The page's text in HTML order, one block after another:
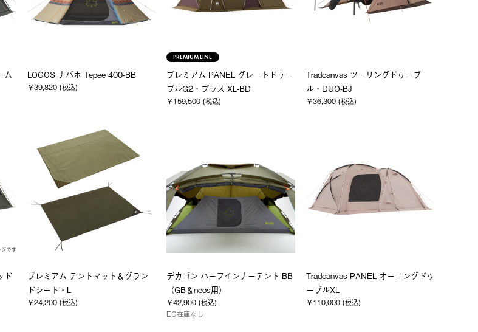
ム
LOGOS ナバホ Tepee 400-BB
￥39,820 (税込)
PREMIUM LINE
プレミアム PANEL グレートドゥー
ブルG2・プラス XL-BD
￥159,500 (税込)
Tradcanvas ツーリングドゥーブ
ル・DUO-BJ
￥36,300 (税込)
ド
プレミアム テントマット＆グラン
ドシート・L
￥24,200 (税込)
デカゴン ハーフインナーテント-BB
（GB＆neos用）
￥42,900 (税込)
EC在庫なし
Tradcanvas PANEL オーニングドゥ
ーブルXL
￥110,000 (税込)